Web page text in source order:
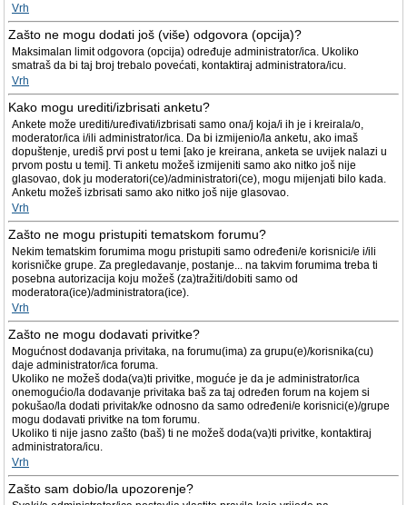
Vrh
Zašto ne mogu dodati još (više) odgovora (opcija)?
Maksimalan limit odgovora (opcija) određuje administrator/ica. Ukoliko
smatraš da bi taj broj trebalo povećati, kontaktiraj administratora/icu.
Vrh
Kako mogu urediti/izbrisati anketu?
Ankete može urediti/uređivati/izbrisati samo ona/j koja/i ih je i kreirala/o,
moderator/ica i/ili administrator/ica. Da bi izmijenio/la anketu, ako imaš
dopuštenje, urediš prvi post u temi [ako je kreirana, anketa se uvijek nalazi u
prvom postu u temi]. Ti anketu možeš izmijeniti samo ako nitko još nije
glasovao, dok ju moderatori(ce)/administratori(ce), mogu mijenjati bilo kada.
Anketu možeš izbrisati samo ako nitko još nije glasovao.
Vrh
Zašto ne mogu pristupiti tematskom forumu?
Nekim tematskim forumima mogu pristupiti samo određeni/e korisnici/e i/ili
korisničke grupe. Za pregledavanje, postanje... na takvim forumima treba ti
posebna autorizacija koju možeš (za)tražiti/dobiti samo od
moderatora(ice)/administratora(ice).
Vrh
Zašto ne mogu dodavati privitke?
Mogućnost dodavanja privitaka, na forumu(ima) za grupu(e)/korisnika(cu)
daje administrator/ica foruma.
Ukoliko ne možeš doda(va)ti privitke, moguće je da je administrator/ica
onemogućio/la dodavanje privitaka baš za taj određen forum na kojem si
pokušao/la dodati privitak/ke odnosno da samo određeni/e korisnici(e)/grupe
mogu dodavati privitke na tom forumu.
Ukoliko ti nije jasno zašto (baš) ti ne možeš doda(va)ti privitke, kontaktiraj
administratora/icu.
Vrh
Zašto sam dobio/la upozorenje?